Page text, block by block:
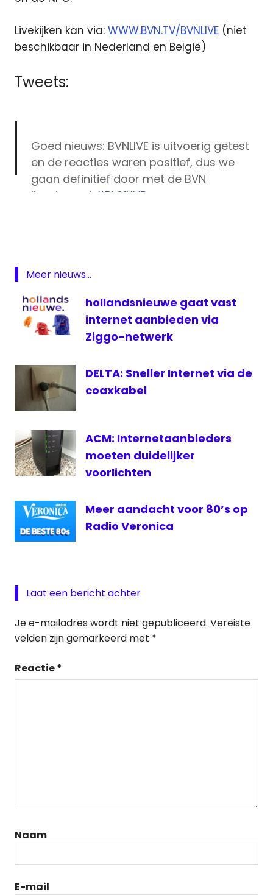
Livekijken kan via: WWW.BVN.TV/BVNLIVE (niet
beschikbaar in Nederland en België)
Tweets:
Goed nieuws: BVNLIVE is uitvoerig getest
en de reacties waren positief, dus we
gaan definitief door met de BVN
livestream! #BVNLIVE
online
televisie
Vlaanderen
Meer nieuws...
hollandsnieuwe gaat vast
internet aanbieden via
Ziggo-netwerk
DELTA: Sneller Internet via de
coaxkabel
ACM: Internetaanbieders
moeten duidelijker
voorlichten
Meer aandacht voor 80’s op
Radio Veronica
Laat een bericht achter
Je e-mailadres wordt niet gepubliceerd. Vereiste
velden zijn gemarkeerd met *
Reactie*
Naam
E-mail